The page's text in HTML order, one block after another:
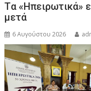
Tα «Ηπειρωτικά»
μετά
6 Αυγούστου 2026